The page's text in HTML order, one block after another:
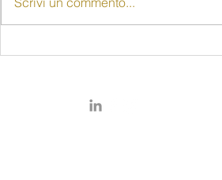
anni del voto femminile